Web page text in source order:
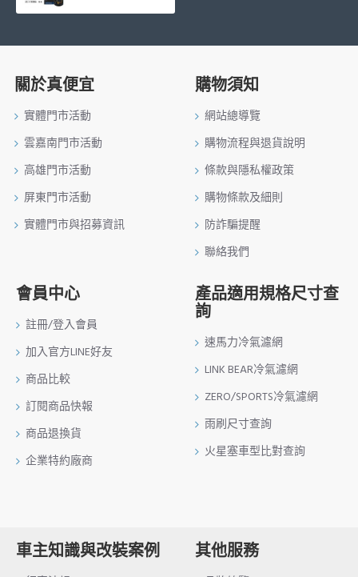
關於真便宜
實體門市活動
雲嘉南門市活動
高雄門市活動
屏東門市活動
實體門市與招募資訊
購物須知
網站總導覽
購物流程與退貨說明
條款與隱私權政策
購物條款及細則
防詐騙提醒
聯絡我們
會員中心
註冊/登入會員
加入官方LINE好友
商品比較
訂閱商品快報
商品退換貨
企業特約廠商
產品適用規格尺寸查
詢
速馬力冷氣濾網
LINK BEAR冷氣濾網
ZERO/SPORTS冷氣濾網
雨刷尺寸查詢
火星塞車型比對查詢
車主知識與改裝案例 其他服務